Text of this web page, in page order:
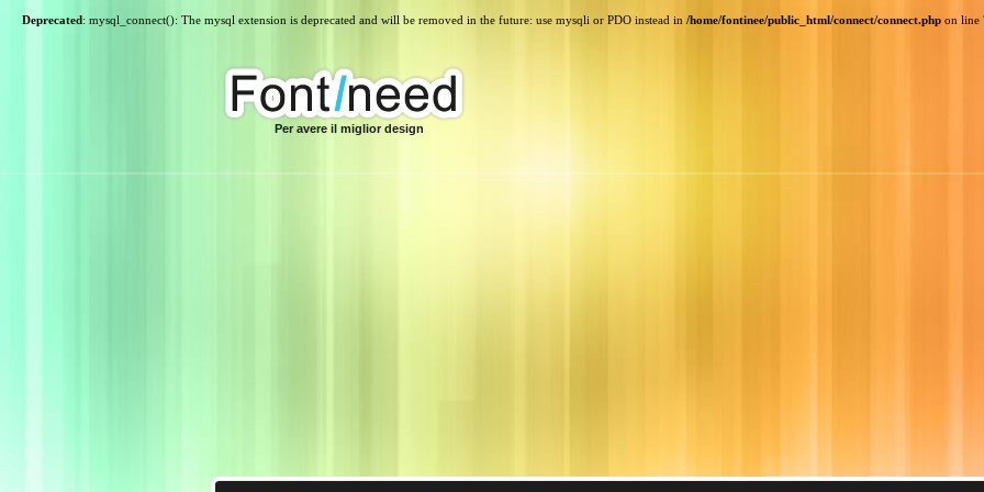
Deprecated: mysql_connect(): The mysql extension is deprecated and will be removed in the future: use mysqli or PDO instead in /home/fontinee/public_html/connect/connect.php on line
Per avere il miglior design